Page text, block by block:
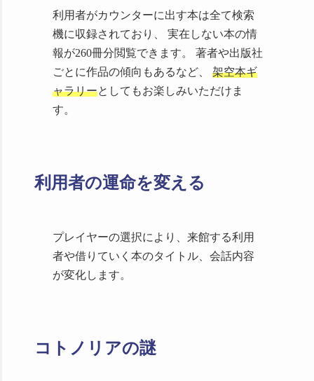
た
2024/03/15 Steamスプリングセー
ル（3/15-3/22 2:00）に参加していま
した
2024/03/01 X(旧Twitter)に「市立
(BOCSTE, Ltd.)になりました
した
2023/11/08 Steamストアの各種画
像および当サイトトップのメインビ
た
利用者がカウンターに出す本は全て検索
機に収録されており、 実在しない本の情
報が260冊分閲覧できます。 著者や出版社
ごとに作品の傾向もあるなど、 架空本ギ
ャラリーとしてもお楽しみいただけま
す。
利用者の運命を変える
プレイヤーの選択により、来館する利用
者や借りていく本のタイトル、会話内容
が変化します。
コトノリアの謎